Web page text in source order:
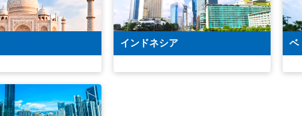
インドネシア ベ